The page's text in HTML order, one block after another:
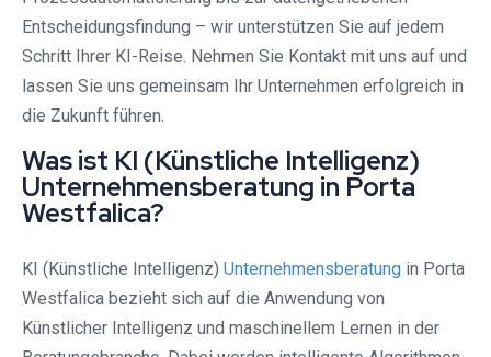
Entscheidungsfindung – wir unterstützen Sie auf jedem
Schritt Ihrer KI-Reise. Nehmen Sie Kontakt mit uns auf und
lassen Sie uns gemeinsam Ihr Unternehmen erfolgreich in
die Zukunft führen.
Was ist KI (Künstliche Intelligenz)
Unternehmensberatung in Porta
Westfalica?
KI (Künstliche Intelligenz) Unternehmensberatung in Porta
Westfalica bezieht sich auf die Anwendung von
Künstlicher Intelligenz und maschinellem Lernen in der